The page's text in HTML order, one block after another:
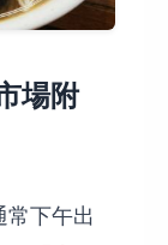
場附
下午出